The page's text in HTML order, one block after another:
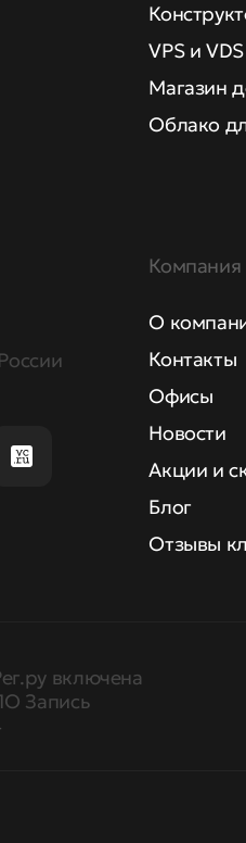
VPS и
Магазин
Облако
Компания
О
Контакты
Офисы
Новости
Акции и
Блог
Отзывы
включена
Запись